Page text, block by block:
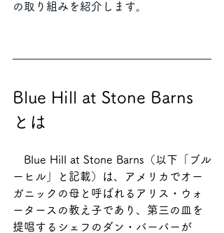
の取り組みを紹介します。
Blue Hill at Stone Barns
とは
Blue Hill at Stone Barns（以下「ブル
ーヒル」と記載）は、アメリカでオー
ガニックの母と呼ばれるアリス・ウォ
ータースの教え子であり、第三の皿を
提唱するシェフのダン・バーバーが